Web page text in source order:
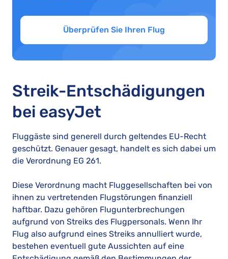
Überprüfen Sie Ihren Flug
Streik-Entschädigungen
bei easyJet
Fluggäste sind generell durch geltendes EU-Recht
geschützt. Genauer gesagt, handelt es sich dabei um
die Verordnung EG 261.
Diese Verordnung macht Fluggesellschaften bei von
ihnen zu vertretenden Flugstörungen finanziell
haftbar. Dazu gehören Flugunterbrechungen
aufgrund von Streiks des Flugpersonals. Wenn Ihr
Flug also aufgrund eines Streiks annulliert wurde,
bestehen eventuell gute Aussichten auf eine